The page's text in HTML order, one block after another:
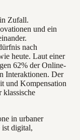
Zufall.
und ein
nach
heute. Laut einer
62% der Online-
Interaktionen. Der
und Kompensation
klassische